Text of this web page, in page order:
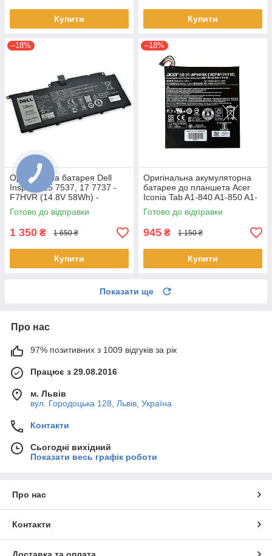
Купити Купити
–18%
Оригінальна батарея Dell
Inspiron 15 7537, 17 7737 -
F7HVR (14.8V 58Wh) -
Акумулятор, АКБ
Готово до відправки
1 350 ₴ 1 650 ₴
Купити
–18%
Оригінальна акумуляторна
батарея до планшета Acer
Iconia Tab A1-840 A1-850 A1-
860 One 8 B1-810 B1-820 B1-
830 - AP14F8K
Готово до відправки
945 ₴ 1 150 ₴
Купити
Показати ще
Про нас
97% позитивних з 1009 відгуків за рік
Працює з 29.08.2016
м. Львів
вул. Городоцька 128, Львів, Україна
Контакти
Сьогодні вихідний
Показати весь графік роботи
Про нас
Контакти